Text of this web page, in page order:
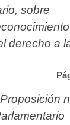
sobre
derecho a